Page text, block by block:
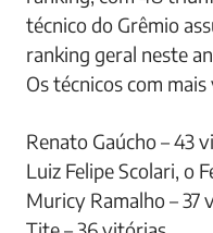
Libertadores,
O colombiano Gabriel
atuou como técnico
ranking, com 48
técnico do Grêmio
ranking geral neste
Os técnicos com mais